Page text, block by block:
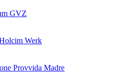
GVZ
Werk
Provvida Madre